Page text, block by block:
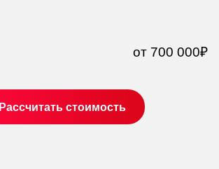
от 700 000₽
Рассчитать стоимость